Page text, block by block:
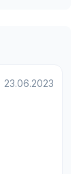
23.06.2023